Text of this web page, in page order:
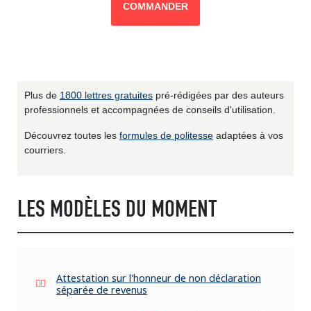
COMMANDER
Plus de 1800 lettres gratuites pré-rédigées par des auteurs
professionnels et accompagnées de conseils d'utilisation.
Découvrez toutes les formules de politesse adaptées à vos
courriers.
LES MODÈLES DU MOMENT
Attestation sur l'honneur de non déclaration
séparée de revenus